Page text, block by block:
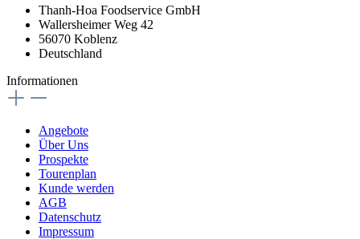
Thanh-Hoa Foodservice GmbH
Wallersheimer Weg 42
56070 Koblenz
Deutschland
Informationen
Angebote
Über Uns
Prospekte
Tourenplan
Kunde werden
AGB
Datenschutz
Impressum